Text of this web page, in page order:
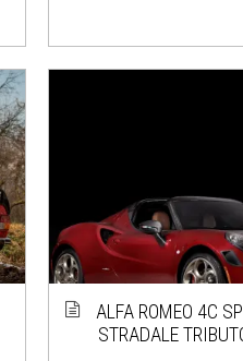
ALFA ROMEO 4C
STRADALE